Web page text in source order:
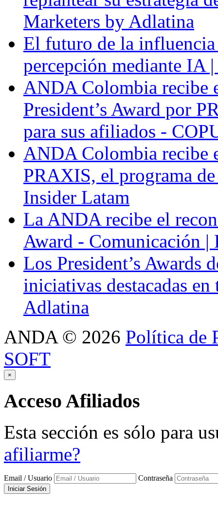
Marketers by Adlatina
El futuro de la influencia
percepción mediante IA
ANDA Colombia recibe
President’s Award por
para sus afiliados -
ANDA Colombia recibe
PRAXIS, el programa
Insider Latam
La ANDA recibe el
Award - Comunicación |
Los President’s Awards
iniciativas destacadas
Adlatina
ANDA © 2026 Política de
SOFT
×
Acceso Afiliados
Esta sección es sólo para
afiliarme?
Email / Usuario Contraseña
Iniciar Sesión